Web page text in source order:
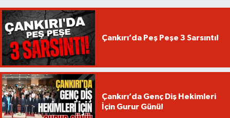
Çankırı’da Peş Peşe 3 Sarsıntı!
Çankırı’da Genç Diş Hekimleri
İçin Gurur Günü!